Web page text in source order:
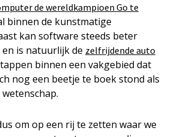
de wereldkampioen Go te
binnen de kunstmatige
kan software steeds beter
is natuurlijk de zelfrijdende auto
binnen een vakgebied dat
nog een beetje te boek stond als
om op een rij te zetten waar we